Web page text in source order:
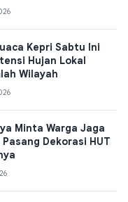
Kepri Sabtu Ini
Hujan Lokal
Wilayah
Minta Warga Jaga
Dekorasi HUT